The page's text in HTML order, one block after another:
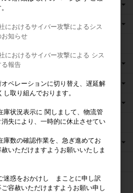
テンウェルデント)
におけるサイバー攻撃によるシス
知らせ
におけるサイバー攻撃による シス
る報告
ペレーションに切り替え、遅延解
取り組んでおります。
庫状況表示に 関しまして、物流管
失により、一時的に休止させてい
庫数の確認作業を、急ぎ進めてお
いただけますようお願いいたしま
迷惑をおかけし まことに申し訳
容赦いただけますようお願い申し